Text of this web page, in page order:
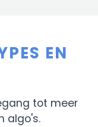
EN
tot meer
algo's.